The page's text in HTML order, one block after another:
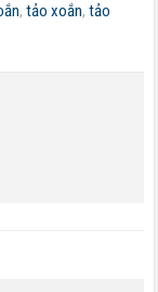
,tảo xoắn,tảo